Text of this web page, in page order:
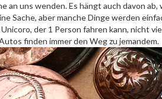
an uns wenden. Es hängt auch davon ab,
Sache, aber manche Dinge werden
der 1 Person fahren kann, nicht
finden immer den Weg zu jemandem.